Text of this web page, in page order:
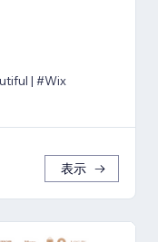
| #Wix
表示